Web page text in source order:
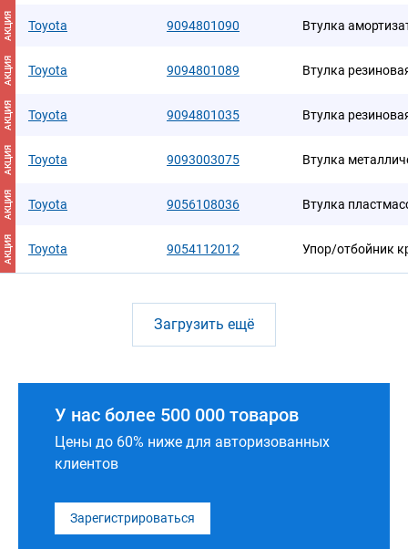
АКЦИЯ Toyota 9094801090 Втулка
АКЦИЯ Toyota 9094801089 Втулка
АКЦИЯ Toyota 9094801035 Втулка
АКЦИЯ Toyota 9093003075 Втулка
АКЦИЯ Toyota 9056108036 Втулка
АКЦИЯ Toyota 9054112012 Упор/отбойник
Загрузить ещё
У нас более 500 000 товаров
Цены до 60% ниже для авторизованных
клиентов
Зарегистрироваться